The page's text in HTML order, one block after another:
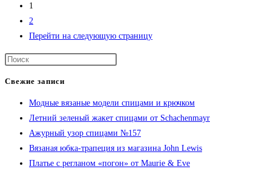
1
2
Перейти на следующую страницу
Свежие записи
Модные вязаные модели спицами и крючком
Летний зеленый жакет спицами от Schachenmayr
Ажурный узор спицами №157
Вязаная юбка-трапеция из магазина John Lewis
Платье с регланом «погон» от Maurie & Eve